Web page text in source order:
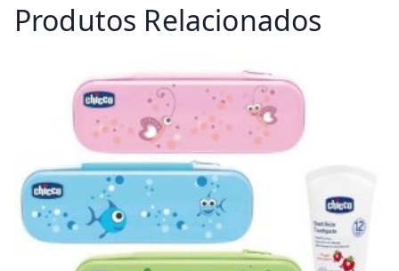
Produtos Relacionados